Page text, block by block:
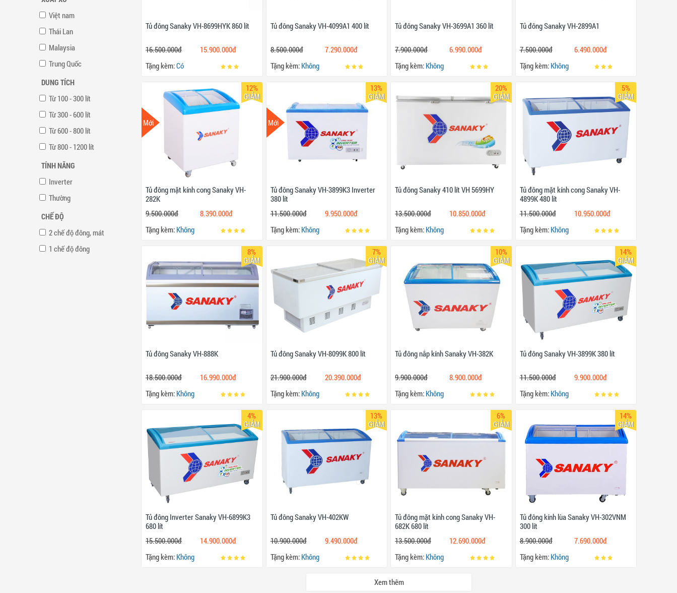
Việt nam
Thái Lan
Malaysia
Trung Quốc
DUNG TÍCH
Từ 100 - 300 lít
Từ 300 - 600 lít
Từ 600 - 800 lít
Từ 800 - 1200 lít
TÍNH NĂNG
Inverter
Thường
CHẾ ĐỘ
2 chế độ đông, mát
1 chế độ đông
Tủ đông Sanaky VH-8699HYK 860 lít
16.500.000đ
15.900.000đ
Tặng kèm:Có
Tủ đông Sanaky VH-4099A1 400 lít
8.500.000đ
7.290.000đ
Tặng kèm: Không
Tủ đông Sanaky VH-3699A1 360 lít
7.900.000đ
6.990.000đ
Tặng kèm: Không
Tủ đông Sanaky VH-2899A1
7.500.000đ
6.490.000đ
Tặng kèm: Không
Tủ đông mặt kính cong Sanaky VH-
282K
9.500.000đ
8.390.000đ
Tặng kèm: Không
Mới
12%
GIẢM
Tủ đông Sanaky VH-3899K3 Inverter
380 lít
11.500.000đ
9.950.000đ
Tặng kèm: Không
Mới
13%
GIẢM
Tủ đông Sanaky 410 lít VH 5699HY
13.500.000đ
10.850.000đ
Tặng kèm: Không
20%
GIẢM
Tủ đông mặt kính cong Sanaky VH-
4899K 480 lít
11.500.000đ
10.950.000đ
Tặng kèm: Không
5%
GIẢM
Tủ đông Sanaky VH-888K
18.500.000đ
16.990.000đ
Tặng kèm: Không
8%
GIẢM
Tủ đông Sanaky VH-8099K 800 lít
21.900.000đ
20.390.000đ
Tặng kèm: Không
7%
GIẢM
Tủ đông nắp kính Sanaky VH-382K
9.900.000đ
8.900.000đ
Tặng kèm: Không
10%
GIẢM
Tủ đông Sanaky VH-3899K 380 lít
11.500.000đ
9.900.000đ
Tặng kèm: Không
14%
GIẢM
Tủ đông Inverter Sanaky VH-6899K3
680 lít
15.500.000đ
14.900.000đ
Tặng kèm: Không
4%
GIẢM
Tủ đông Sanaky VH-402KW
10.900.000đ
9.490.000đ
Tặng kèm: Không
13%
GIẢM
Tủ đông mặt kính cong Sanaky VH-
682K 680 lít
13.500.000đ
12.690.000đ
Tặng kèm: Không
6%
GIẢM
Tủ đông kính lùa Sanaky VH-302VNM
300 lít
8.900.000đ
7.690.000đ
Tặng kèm: Không
14%
GIẢM
Xem thêm